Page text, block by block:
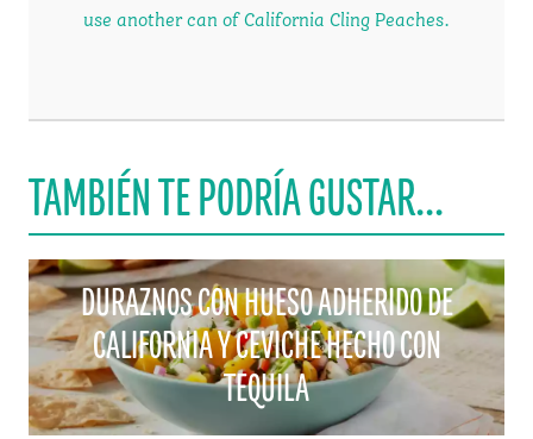
use another can of California Cling Peaches.
TAMBIÉN TE PODRÍA GUSTAR...
DURAZNOS CON HUESO ADHERIDO DE
CALIFORNIA Y CEVICHE HECHO CON
TEQUILA